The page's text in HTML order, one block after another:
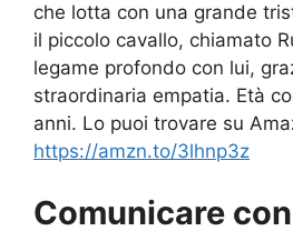
che lotta con una grande
il piccolo cavallo, chiamato
legame profondo con lui,
straordinaria empatia. Età
anni. Lo puoi trovare su
https://amzn.to/3lhnp3z
Comunicare